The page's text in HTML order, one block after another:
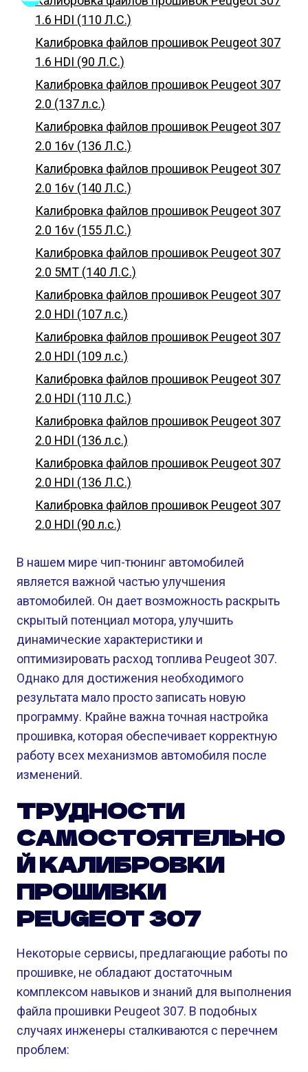
1.6 HDI (110 Л.С.)
Калибровка файлов прошивок Peugeot 307
1.6 HDI (90 Л.С.)
Калибровка файлов прошивок Peugeot 307
2.0 (137 л.с.)
Калибровка файлов прошивок Peugeot 307
2.0 16v (136 Л.С.)
Калибровка файлов прошивок Peugeot 307
2.0 16v (140 Л.С.)
Калибровка файлов прошивок Peugeot 307
2.0 16v (155 Л.С.)
Калибровка файлов прошивок Peugeot 307
2.0 5MT (140 Л.С.)
Калибровка файлов прошивок Peugeot 307
2.0 HDI (107 л.с.)
Калибровка файлов прошивок Peugeot 307
2.0 HDI (109 л.с.)
Калибровка файлов прошивок Peugeot 307
2.0 HDI (110 Л.С.)
Калибровка файлов прошивок Peugeot 307
2.0 HDI (136 л.с.)
Калибровка файлов прошивок Peugeot 307
2.0 HDI (136 Л.С.)
Калибровка файлов прошивок Peugeot 307
2.0 HDI (90 л.с.)
В нашем мире чип-тюнинг автомобилей
является важной частью улучшения
автомобилей. Он дает возможность раскрыть
скрытый потенциал мотора, улучшить
динамические характеристики и
оптимизировать расход топлива Peugeot 307.
Однако для достижения необходимого
результата мало просто записать новую
программу. Крайне важна точная настройка
прошивка, которая обеспечивает корректную
работу всех механизмов автомобиля после
изменений.
ТРУДНОСТИ
САМОСТОЯТЕЛЬНО
Й КАЛИБРОВКИ
ПРОШИВКИ
PEUGEOT 307
Некоторые сервисы, предлагающие работы по
прошивке, не обладают достаточным
комплексом навыков и знаний для выполнения
файла прошивки Peugeot 307. В подобных
случаях инженеры сталкиваются с перечнем
проблем: